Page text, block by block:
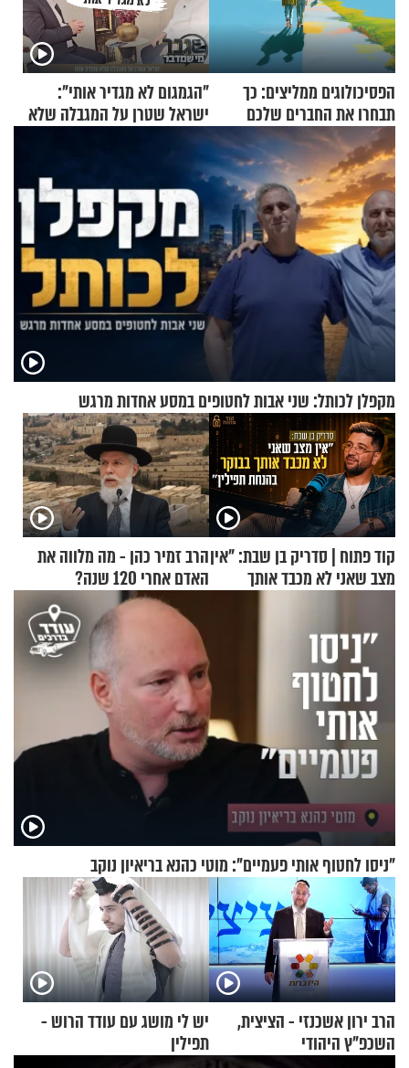
הפסיכולוגים ממליצים: כך
תבחרו את החברים שלכם
בחיים
"הגמגום לא מגדיר אותי":
ישראל שטרן על המגבלה שלא
עוצרת אותו
מקפלן לכותל: שני אבות לחטופים במסע אחדות מרגש
קוד פתוח | סדריק בן שבת: "אין
מצב שאני לא מכבד אותך
הרב זמיר כהן - מה מלווה את
האדם אחרי 120 שנה?
"ניסו לחטוף אותי פעמיים": מוטי כהנא בריאיון נוקב
הרב ירון אשכנזי - הציצית,
השכפ"ץ היהודי
יש לי מושג עם עודד הרוש -
תפילין